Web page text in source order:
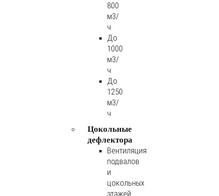
800
м3/
ч
До
1000
м3/
ч
До
1250
м3/
ч
Цокольные
дефлектора
Вентиляция
подвалов
и
цокольных
этажей